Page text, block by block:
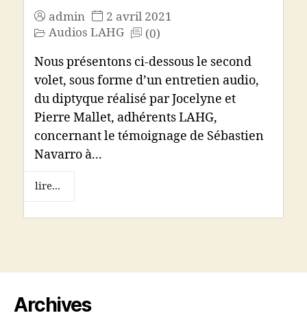
admin
2 avril 2021
Audios LAHG
(0)
Nous présentons ci-dessous le second
volet, sous forme d’un entretien audio,
du diptyque réalisé par Jocelyne et
Pierre Mallet, adhérents LAHG,
concernant le témoignage de Sébastien
Navarro à...
lire...
Archives